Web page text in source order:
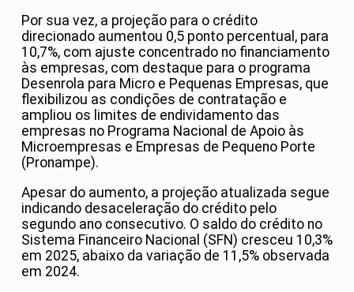
Por sua vez, a projeção para o crédito
direcionado aumentou 0,5 ponto percentual, para
10,7%, com ajuste concentrado no financiamento
às empresas, com destaque para o programa
Desenrola para Micro e Pequenas Empresas, que
flexibilizou as condições de contratação e
ampliou os limites de endividamento das
empresas no Programa Nacional de Apoio às
Microempresas e Empresas de Pequeno Porte
(Pronampe).
Apesar do aumento, a projeção atualizada segue
indicando desaceleração do crédito pelo
segundo ano consecutivo. O saldo do crédito no
Sistema Financeiro Nacional (SFN) cresceu 10,3%
em 2025, abaixo da variação de 11,5% observada
em 2024.